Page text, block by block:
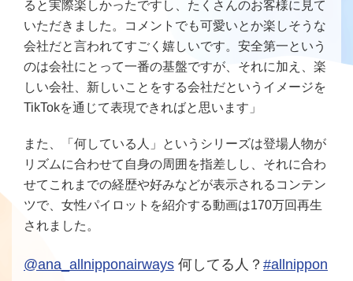
ると実際楽しかったですし、たくさんのお客様に見て
いただきました。コメントでも可愛いとか楽しそうな
会社だと言われてすごく嬉しいです。安全第一という
のは会社にとって一番の基盤ですが、それに加え、楽
しい会社、新しいことをする会社だというイメージを
TikTokを通じて表現できればと思います」
また、「何している人」というシリーズは登場人物が
リズムに合わせて自身の周囲を指差しし、それに合わ
せてこれまでの経歴や好みなどが表示されるコンテン
ツで、女性パイロットを紹介する動画は170万回再生
されました。
@ana_allnipponairways 何してる人？ #allnippon